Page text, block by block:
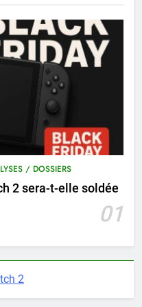
/ DOSSIERS
2 sera-t-elle soldée
01
2